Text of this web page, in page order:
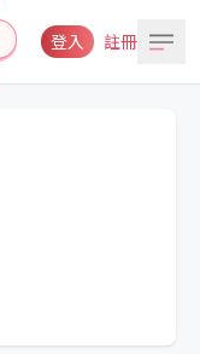
登入 註冊